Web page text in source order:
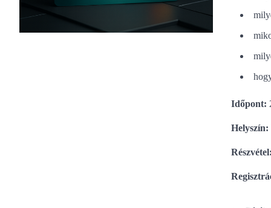
Időpont:
Helyszín:
Részvétel: